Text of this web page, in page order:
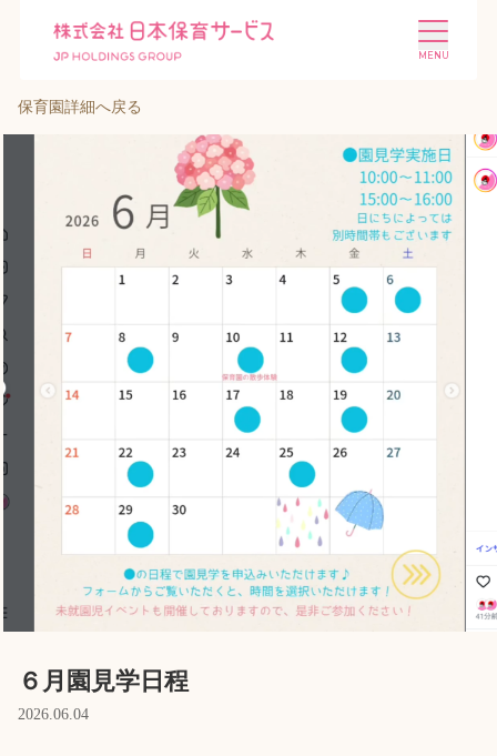
施設を探す 選ばれる理由
会社概要 ニュース
採用情報
Language
ホーム
利用者の声
プライバシーポリシー
保育園詳細へ戻る
６月園見学日程
2026.06.04